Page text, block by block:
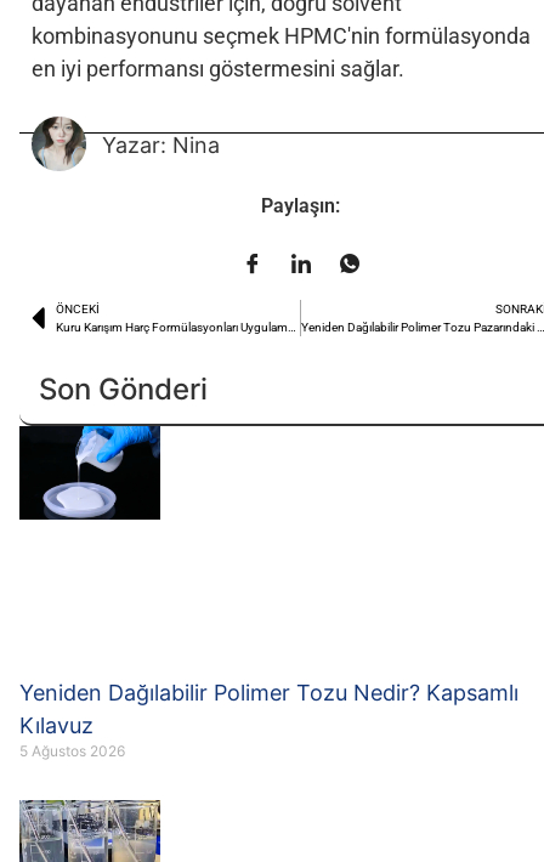
kombinasyonunu seçmek HPMC'nin formülasyonda
en iyi performansı göstermesini sağlar.
Yazar: Nina
Paylaşın:
ÖNCEKI
Son Gönderi
Yeniden Dağılabilir Polimer Tozu Nedir? Kapsamlı
Kılavuz
5 Ağustos 2026